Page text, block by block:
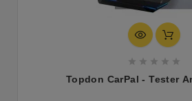
    
Topdon CarPal - Tester